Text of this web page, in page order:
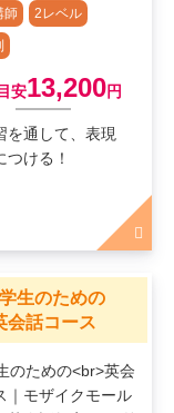
師 2レベル
安13,200円
を通して、表現
つける！
生のための
会話コース